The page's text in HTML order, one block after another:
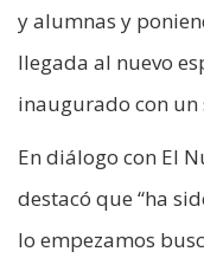
y alumnas y
llegada al nuevo
inaugurado con un
En diálogo con El
destacó que “ha
lo empezamos